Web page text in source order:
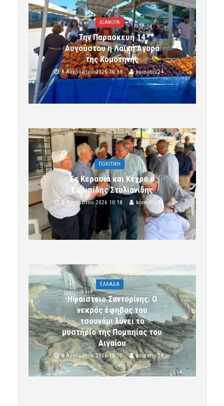
ΔΙΑΦΟΡΑ
Την Παρασκευή 14
Αυγούστου η Λαϊκή Αγορά
της Κομοτηνής
8 Αυγούστου 2026 10:19 komotini24
ΠΟΛΙΤΙΚΗ
Σε Κερασιά και Κέχρο ο
Ευριπίδης Στυλιανίδης
8 Αυγούστου 2026 10:18 komotini24
ΕΛΛΑΔΑ
Ηφαίστειο Σαντορίνης: Ο
νεκρός έφηβος του
τσουνάμι λύνει το
μυστήριο της Πομπηίας του
Αιγαίου
8 Αυγούστου 2026 10:17 komotini24